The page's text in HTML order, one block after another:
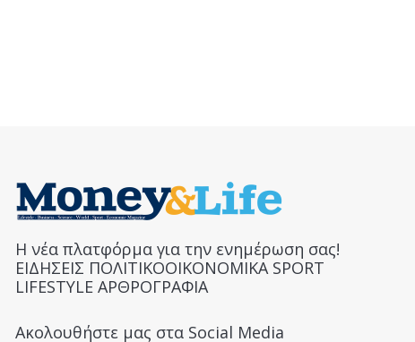
Η νέα πλατφόρμα για την ενημέρωση σας!
ΕΙΔΗΣΕΙΣ ΠΟΛΙΤΙΚΟΟΙΚΟΝΟΜΙΚΑ SPORT
LIFESTYLE ΑΡΘΡΟΓΡΑΦΙΑ
Ακολουθήστε μας στα Social Media